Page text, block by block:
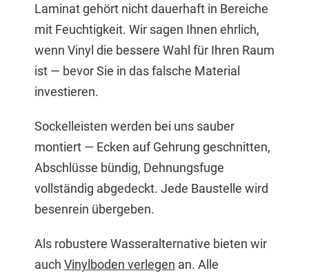
Laminat gehört nicht dauerhaft in Bereiche
mit Feuchtigkeit. Wir sagen Ihnen ehrlich,
wenn Vinyl die bessere Wahl für Ihren Raum
ist — bevor Sie in das falsche Material
investieren.
Sockelleisten werden bei uns sauber
montiert — Ecken auf Gehrung geschnitten,
Abschlüsse bündig, Dehnungsfuge
vollständig abgedeckt. Jede Baustelle wird
besenrein übergeben.
Als robustere Wasseralternative bieten wir
auch Vinylboden verlegen an. Alle